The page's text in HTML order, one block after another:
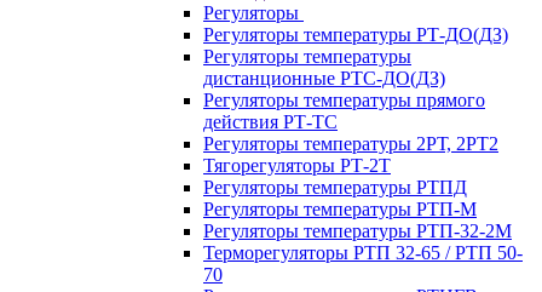
Регуляторы
Регуляторы температуры РТ-ДО(ДЗ)
Регуляторы температуры
дистанционные РТС-ДО(ДЗ)
Регуляторы температуры прямого
действия РТ-ТС
Регуляторы температуры 2РТ, 2РT2
Тягорегуляторы РТ-2Т
Регуляторы температуры РТПД
Регуляторы температуры РТП-M
Регуляторы температуры РТП-32-2М
Терморегуляторы РТП 32-65 / РТП 50-
70